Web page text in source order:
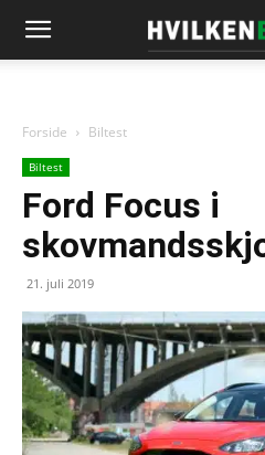
Forside Biltest
Biltest
Ford Focus i
21. juli 2019